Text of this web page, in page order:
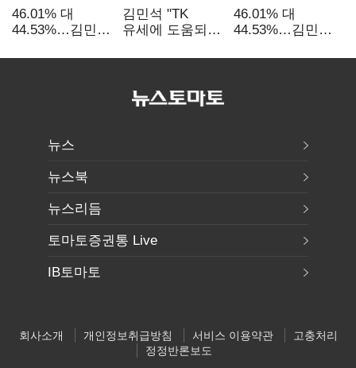
46.01% 대
44.53%…김민석·
'초박빙'(종합
김민석 "TK
유세에 도움되는
"벌써 대표된 양
46.01% 대
44.53%…김민석·
'초박빙'(종합)
뉴스
뉴스북
뉴스리듬
토마토증권통 Live
IB토마토
회사소개 개인정보취급방침 서비스 이용약관
고충처리
정정반론보도